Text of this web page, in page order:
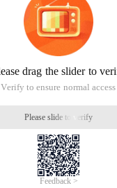
注册日期
没找到您想要的域名
重新搜索 或
域名回购 需求